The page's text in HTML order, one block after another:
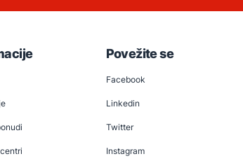
Povežite se
Facebook
Linkedin
Twitter
Instagram